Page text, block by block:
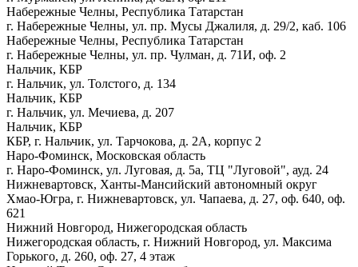
Набережные Челны, Республика Татарстан
г. Набережные Челны, ул. пр. Мусы Джалиля, д. 29/2, каб. 106
Набережные Челны, Республика Татарстан
г. Набережные Челны, ул. пр. Чулман, д. 71И, оф. 2
Нальчик, КБР
г. Нальчик, ул. Толстого, д. 134
Нальчик, КБР
г. Нальчик, ул. Мечиева, д. 207
Нальчик, КБР
КБР, г. Нальчик, ул. Тарчокова, д. 2А, корпус 2
Наро-Фоминск, Московская область
г. Наро-Фоминск, ул. Луговая, д. 5а, ТЦ "Луговой", ауд. 24
Нижневартовск, Ханты-Мансийский автономный округ
Хмао-Югра, г. Нижневартовск, ул. Чапаева, д. 27, оф. 640, оф.
621
Нижний Новгород, Нижегородская область
Нижегородская область, г. Нижний Новгород, ул. Максима
Горького, д. 260, оф. 27, 4 этаж